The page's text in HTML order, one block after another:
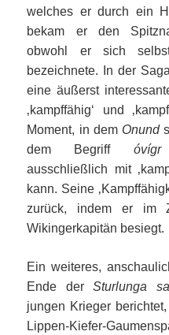
welches er durch ein
bekam er den
obwohl er sich
bezeichnete. In der
eine äußerst
‚kampffähig‘ und
Moment, in dem Onund
dem Begriff
ausschließlich mit
kann. Seine
zurück, indem er im
Wikingerkapitän besiegt.
Ein weiteres,
Ende derSturlunga
jungen Krieger
Lippen-Kiefer-